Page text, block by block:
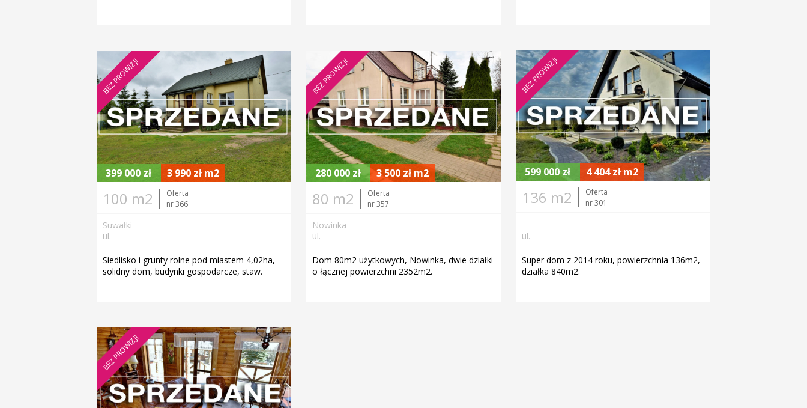
BEZ PROWIZJI
399 000 zł 3 990 zł m2
100 m2
Oferta
nr 366
Suwałki
ul.
Siedlisko i grunty rolne pod miastem 4,02ha,
solidny dom, budynki gospodarcze, staw.
BEZ PROWIZJI
280 000 zł 3 500 zł m2
80 m2
Oferta
nr 357
Nowinka
ul.
Dom 80m2 użytkowych, Nowinka, dwie działki
o łącznej powierzchni 2352m2.
BEZ PROWIZJI
599 000 zł 4 404 zł m2
136 m2
Oferta
nr 301
ul.
Super dom z 2014 roku, powierzchnia 136m2,
działka 840m2.
BEZ PROWIZJI